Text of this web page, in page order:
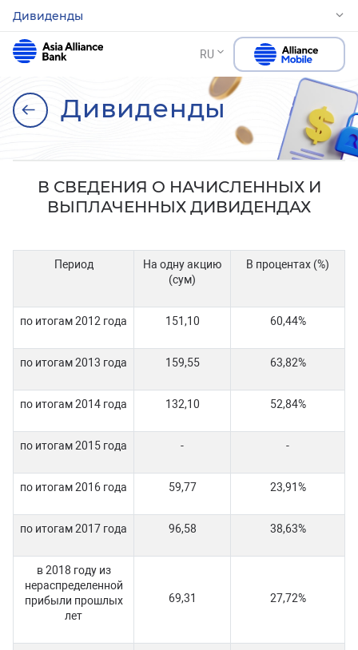
Дивиденды
RU
Дивиденды
В СВЕДЕНИЯ О НАЧИСЛЕННЫХ И
ВЫПЛАЧЕННЫХ ДИВИДЕНДАХ
Период
На одну акцию
(сум)
В процентах (%)
по итогам 2012 года 151,10 60,44%
по итогам 2013 года 159,55 63,82%
по итогам 2014 года 132,10 52,84%
по итогам 2015 года - -
по итогам 2016 года 59,77 23,91%
по итогам 2017 года 96,58 38,63%
в 2018 году из
нераспределенной
прибыли прошлых
лет
69,31 27,72%